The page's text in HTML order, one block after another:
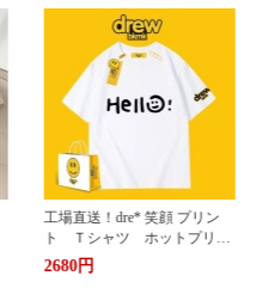
工場直送！A*ER プリント
くま柄 Ｔシャツ ホットプ
リント 半袖 男女兼用 ユ
ニセックス おしゃれ スト
3180円